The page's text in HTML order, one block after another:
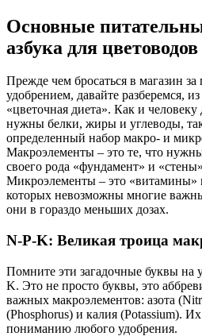
Основные
азбука для цветоводов
Прежде чем бросаться в магазин
удобрением, давайте разберемся,
«цветочная диета». Как и
нужны белки, жиры и углеводы,
определенный набор макро- и
Макроэлементы – это те, что
своего рода «фундамент» и
Микроэлементы – это «витамины»
которых невозможны многие
они в гораздо меньших дозах.
N-P-K: Великая троица
Помните эти загадочные буквы на
K. Это не просто буквы, это
важных макроэлементов: азота
(Phosphorus) и калия (Potassium).
пониманию любого удобрения.